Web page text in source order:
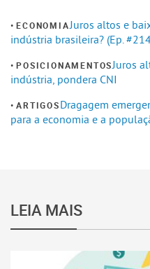
ECONOMIAJuros altos e
indústria brasileira? (Ep.
POSICIONAMENTOSJuros
indústria, pondera CNI
ARTIGOSDragagem
para a economia e a
LEIA MAIS